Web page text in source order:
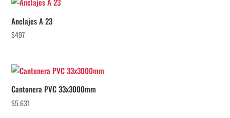
Anclajes A 23
$497
Cantonera PVC 33x3000mm
$5.631